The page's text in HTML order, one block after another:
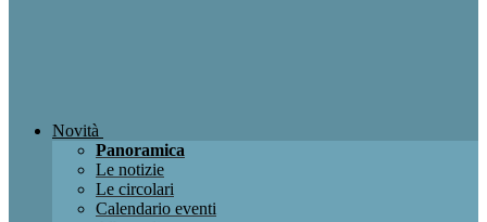
Novità
Panoramica
Le notizie
Le circolari
Calendario eventi